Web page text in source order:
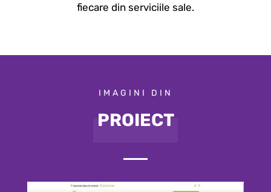
fiecare din serviciile sale.
IMAGINI DIN
PROIECT